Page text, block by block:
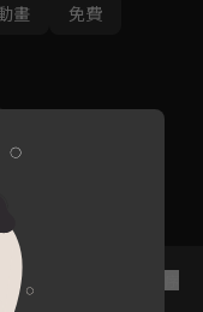
當起接線員維持生
，在東京再會時究竟
畫
免費